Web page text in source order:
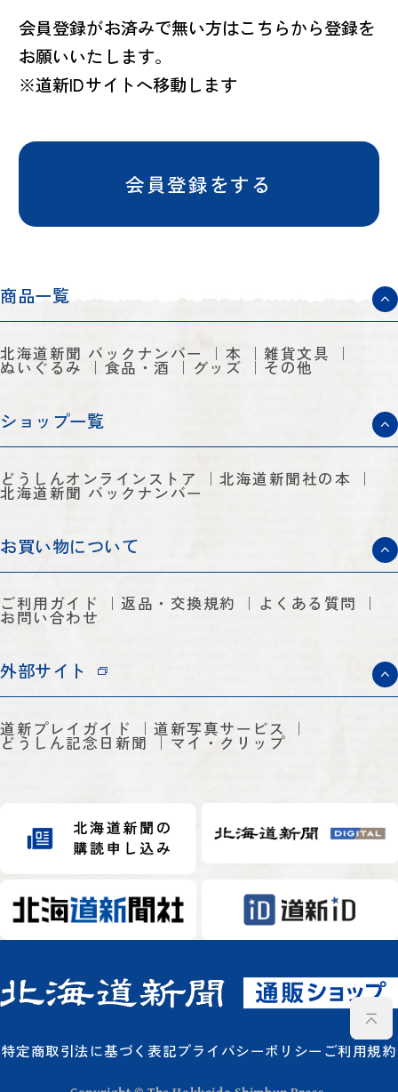
会員登録がお済みで無い方はこちらから登録を
お願いいたします。
※道新IDサイトへ移動します
会員登録をする
商品一覧
北海道新聞 バックナンバー 本 雑貨文具
ぬいぐるみ 食品・酒 グッズ その他
ショップ一覧
どうしんオンラインストア 北海道新聞社の本
北海道新聞 バックナンバー
お買い物について
ご利用ガイド 返品・交換規約 よくある質問
お問い合わせ
外部サイト
道新プレイガイド 道新写真サービス
どうしん記念日新聞 マイ・クリップ
特定商取引法に基づく表記プライバシーポリシー ご利用規約